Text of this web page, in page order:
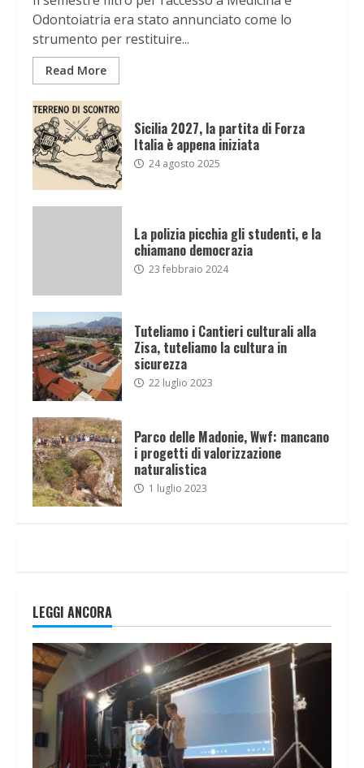
Odontoiatria era stato annunciato come lo
strumento per restituire...
Read More
Sicilia 2027, la partita di Forza
Italia è appena iniziata
24 agosto 2025
La polizia picchia gli studenti, e la
chiamano democrazia
23 febbraio 2024
Tuteliamo i Cantieri culturali alla
Zisa, tuteliamo la cultura in
sicurezza
22 luglio 2023
Parco delle Madonie, Wwf: mancano
i progetti di valorizzazione
naturalistica
1 luglio 2023
LEGGI ANCORA